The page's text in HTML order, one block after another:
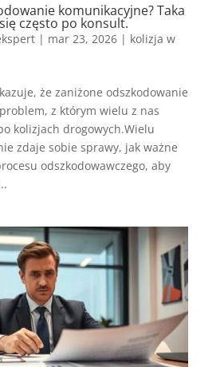
komunikacyjne? Taka
często po konsult.
| mar 23, 2026| kolizja w
że zaniżone odszkodowanie
z którym wielu z nas
kolizjach drogowych.Wielu
zdaje sobie sprawy, jak ważne
odszkodowawczego, aby